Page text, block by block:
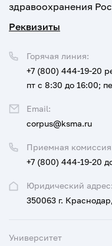
здравоохранения
Реквизиты
Юридический адрес:
350063 г.
Приемная
+7 (800) 444-19-20
Горячая линия:
+7 (800) 444-19-20
пт с 8:30 до 16:00;
Email:
corpus@ksma.ru
Университет